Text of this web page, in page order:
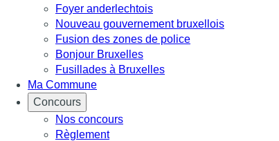
Foyer anderlechtois
Nouveau gouvernement bruxellois
Fusion des zones de police
Bonjour Bruxelles
Fusillades à Bruxelles
Ma Commune
Concours
Nos concours
Règlement